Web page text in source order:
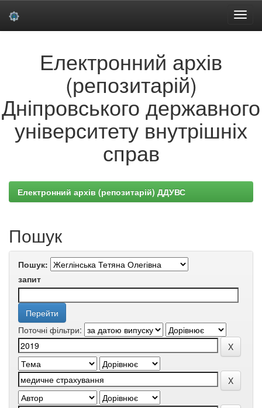
Електронний архів
(репозитарій)
Дніпровського державного
університету внутрішніх
справ
Електронний архів (репозитарій) ДДУВС
Пошук
Пошук:
запит
Поточні фільтри: